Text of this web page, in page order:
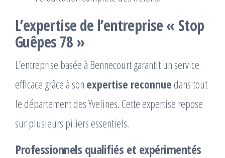
L’expertise de l’entreprise « Stop
Guêpes 78 »
L’entreprise basée à Bennecourt garantit un service
efficace grâce à son expertise reconnue dans tout
le département des Yvelines. Cette expertise repose
sur plusieurs piliers essentiels.
Professionnels qualifiés et expérimentés